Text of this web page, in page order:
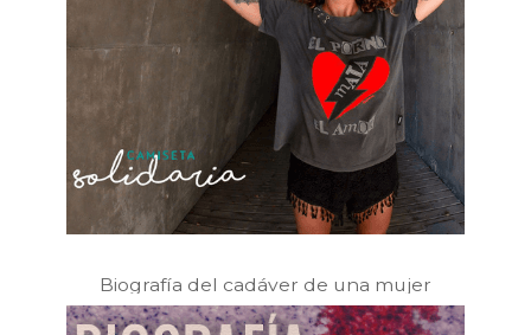
Biografía del cadáver de una mujer